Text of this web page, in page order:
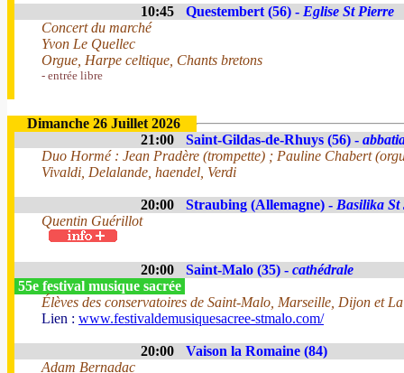
10:45 Questembert (56) - Eglise St Pierre
Concert du marché
Yvon Le Quellec
Orgue, Harpe celtique, Chants bretons
- entrée libre
Dimanche 26 Juillet 2026
21:00
Saint-Gildas-de-Rhuys (56) -
Duo Hormé : Jean Pradère (trompette) ; Pauline Chabert
Vivaldi, Delalande, haendel, Verdi
20:00 Straubing (Allemagne) - Basilika St
Quentin Guérillot
20:00 Saint-Malo (35) - cathédrale
55e festival musique sacrée
Élèves des conservatoires de Saint-Malo, Marseille, Dijon et
Lien : www.festivaldemusiquesacree-stmalo.com/
20:00
Vaison la Romaine (84)
Adam Bernadac